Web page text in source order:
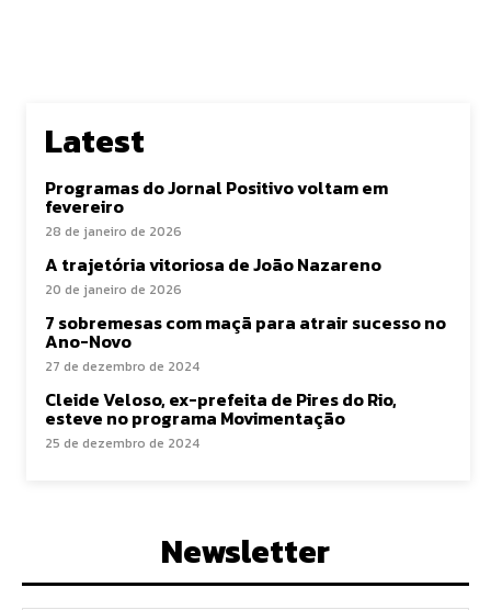
Latest
Programas do Jornal Positivo voltam em
fevereiro
28 de janeiro de 2026
A trajetória vitoriosa de João Nazareno
20 de janeiro de 2026
7 sobremesas com maçã para atrair sucesso no
Ano-Novo
27 de dezembro de 2024
Cleide Veloso, ex-prefeita de Pires do Rio,
esteve no programa Movimentação
25 de dezembro de 2024
Newsletter